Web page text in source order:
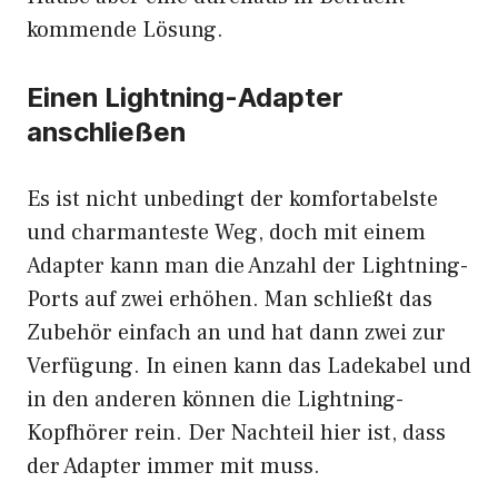
kommende Lösung.
Einen Lightning-Adapter
anschließen
Es ist nicht unbedingt der komfortabelste
und charmanteste Weg, doch mit einem
Adapter kann man die Anzahl der Lightning-
Ports auf zwei erhöhen. Man schließt das
Zubehör einfach an und hat dann zwei zur
Verfügung. In einen kann das Ladekabel und
in den anderen können die Lightning-
Kopfhörer rein. Der Nachteil hier ist, dass
der Adapter immer mit muss.